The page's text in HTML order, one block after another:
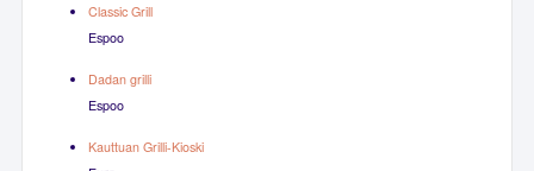
Classic Grill
Espoo
Dadan grilli
Espoo
Kauttuan Grilli-Kioski